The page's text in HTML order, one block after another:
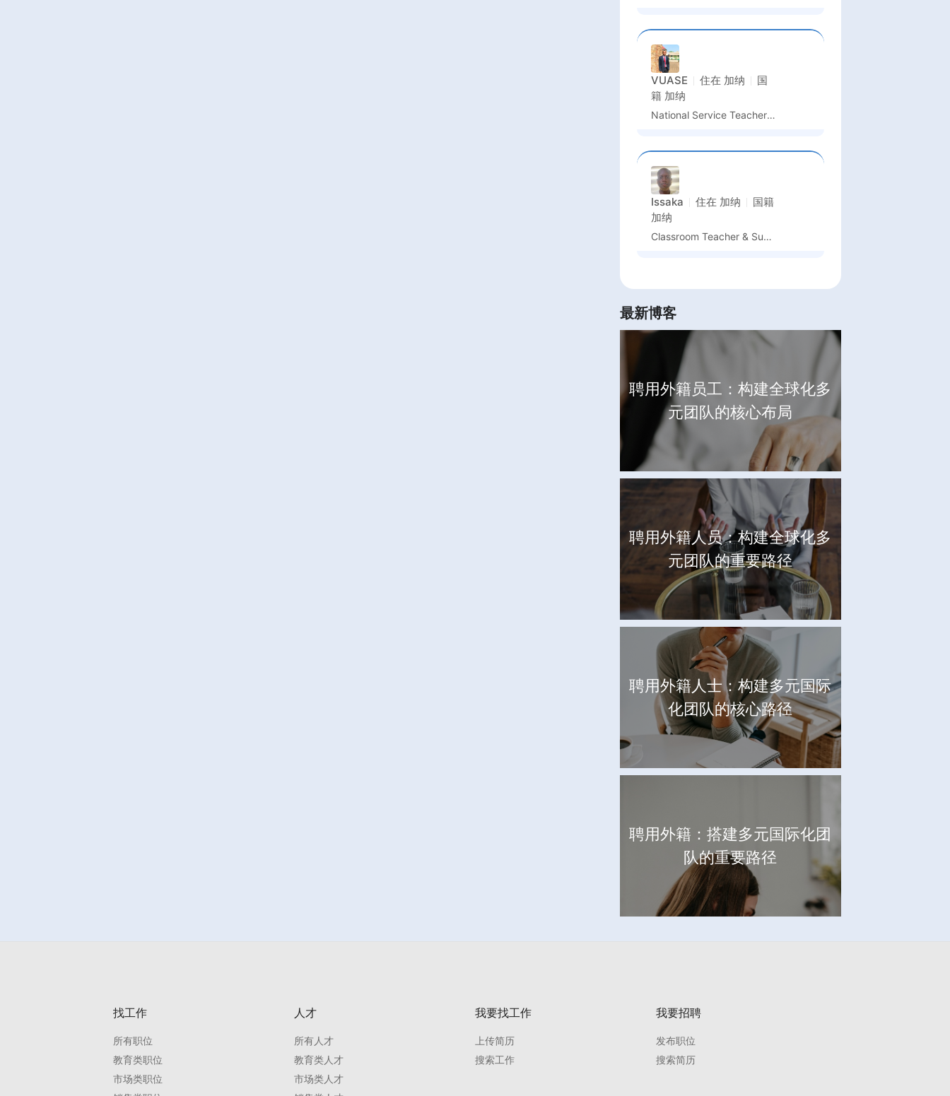
VUASE 住在 加纳
国
籍 加纳
National Service Teacher – Social
Issaka 住在 加纳
国籍
加纳
Classroom Teacher & Subject Teacher (Grade2&Grade 4–6)
最新博客
聘用外籍员工：构建全球化多
元团队的核心布局
聘用外籍人员：构建全球化多
元团队的重要路径
聘用外籍人士：构建多元国际
化团队的核心路径
聘用外籍：搭建多元国际化团
队的重要路径
找工作
所有职位
教育类职位
市场类职位
人才
所有人才
教育类人才
市场类人才
我要找工作
上传简历
搜索工作
我要招聘
发布职位
搜索简历